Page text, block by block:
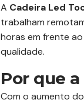
A Cadeira Led
trabalham
horas em frente
qualidade.
Por que
Com o aumento